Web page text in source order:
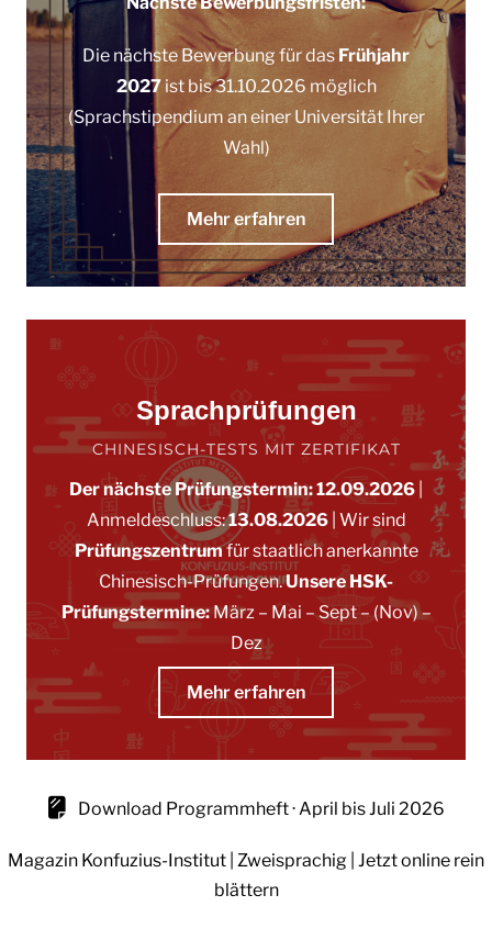
Die nächste Bewerbung für das Frühjahr
2027 ist bis 31.10.2026 möglich
(Sprachstipendium an einer Universität Ihrer
Wahl)
Mehr erfahren
Sprachprüfungen
CHINESISCH-TESTS MIT ZERTIFIKAT
Der nächste Prüfungstermin: 12.09.2026
Anmeldeschluss:13.08.2026| Wir sind
Prüfungszentrumfür staatlich anerkannte
Chinesisch-Prüfungen.Unsere HSK-
Prüfungstermine: März – Mai –Sept– (Nov)–
Dez
Mehr erfahren
Download Programmheft · April bis Juli 2026
Magazin Konfuzius-Institut | Zweisprachig | Jetzt online rein
blättern